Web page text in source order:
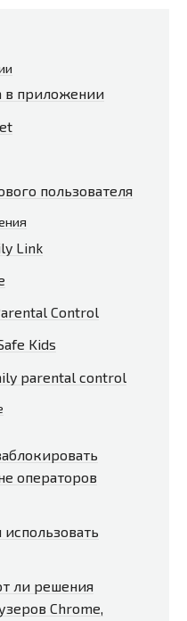
в приложении
пользователя
Link
Control
Kids
parental control
операторов
ли решения
Chrome,